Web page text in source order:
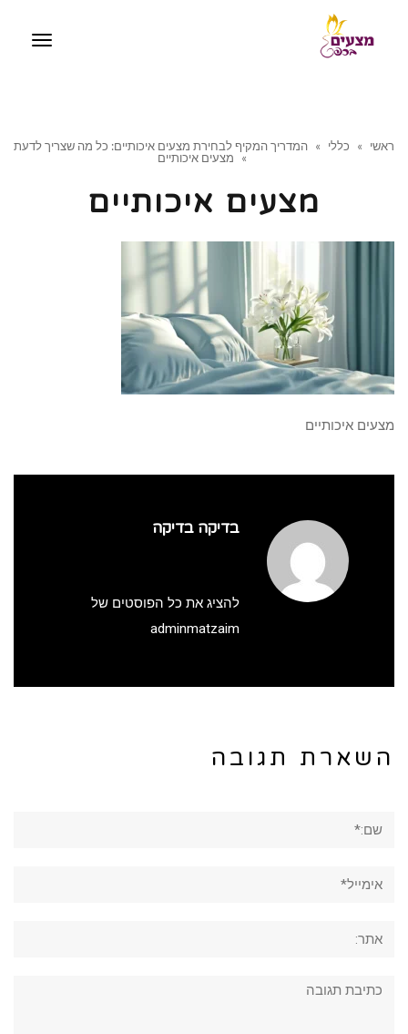
תפריט
ראשי » כללי » המדריך המקיף לבחירת מצעים איכותיים: כל מה שצריך לדעת
»
מצעים איכותיים
מצעים איכותיים
מצעים איכותיים
בדיקה בדיקה
להציג את כל הפוסטים של
adminmatzaim
השארת תגובה